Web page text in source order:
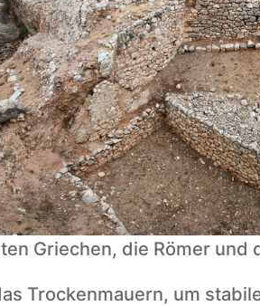
Griechen, die Römer und
Trockenmauern, um